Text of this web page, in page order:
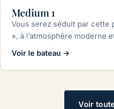
Medium 1
Vous serez séduit par cette
», à l’atmosphère moderne
Voir le bateau →
Voir